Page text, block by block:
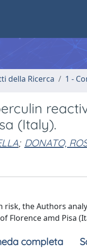
della Ricerca 1 -
(Italy).
; DONATO,
risk, the Authors
Florence amd Pisa
completa